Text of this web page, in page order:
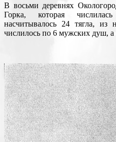
В восьми деревнях
Горка, которая
насчитывалось 24 тягла,
числилось по 6 мужских душ, а